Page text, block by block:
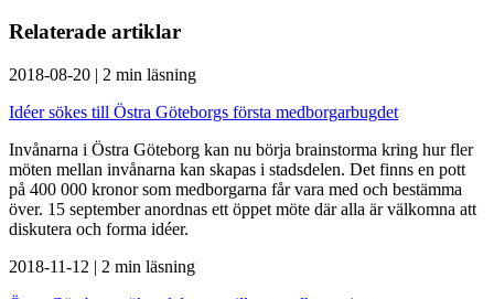
Relaterade artiklar
2018-08-20 | 2 min läsning
Idéer sökes till Östra Göteborgs första medborgarbugdet
Invånarna i Östra Göteborg kan nu börja brainstorma kring hur fler
möten mellan invånarna kan skapas i stadsdelen. Det finns en pott
på 400 000 kronor som medborgarna får vara med och bestämma
över. 15 september anordnas ett öppet möte där alla är välkomna att
diskutera och forma idéer.
2018-11-12 | 2 min läsning